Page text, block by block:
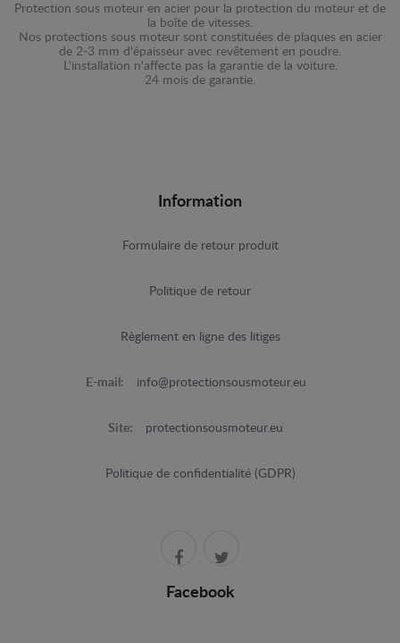
Protection sous moteur en acier pour la protection du moteur et de
la boîte de vitesses.
Nos protections sous moteur sont constituées de plaques en acier
de 2-3 mm d'épaisseur avec revêtement en poudre.
L'installation n'affecte pas la garantie de la voiture.
24 mois de garantie.
Information
Formulaire de retour produit
Politique de retour
Règlement en ligne des litiges
E-mail: info@protectionsousmoteur.eu
Site: protectionsousmoteur.eu
Politique de confidentialité (GDPR)
Facebook